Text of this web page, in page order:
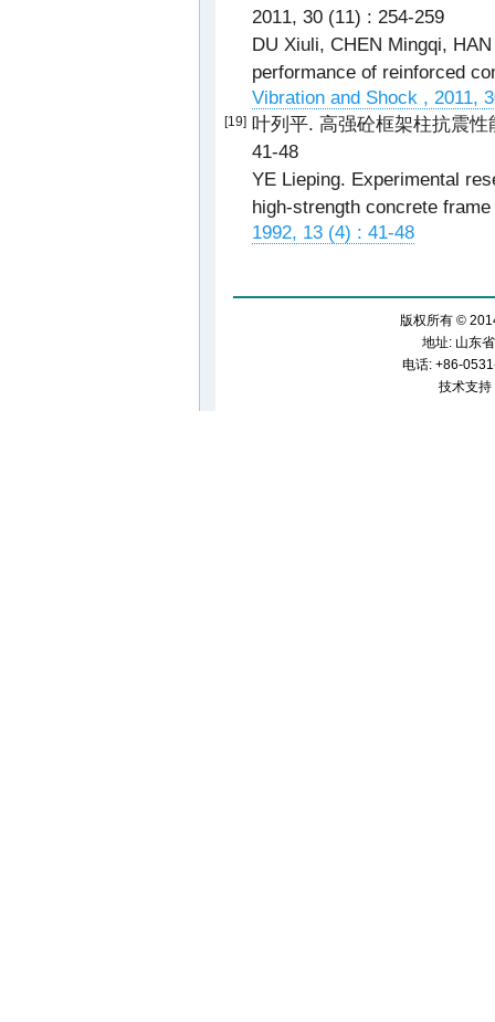
2011, 30 (11) : 254-259
DU Xiuli, CHEN Mingqi,
performance of reinforced
Vibration and Shock , 2011,
[19] 叶列平. 高强砼框架柱抗震
41-48
YE Lieping. Experimental
high-strength concrete
1992, 13 (4) : 41-48